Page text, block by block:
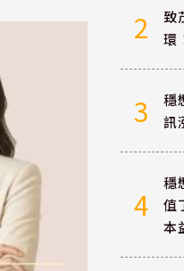
2
致
環
3
穩
訊
4
穩
值
本